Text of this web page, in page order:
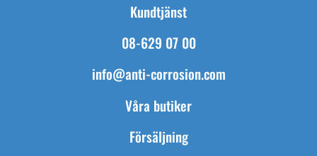
Kundtjänst
08-629 07 00
info@anti-corrosion.com
Våra butiker
Försäljning